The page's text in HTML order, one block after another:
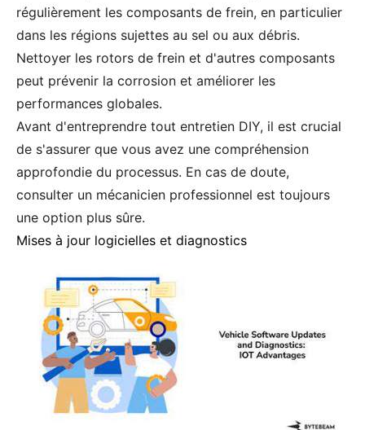
régulièrement les composants de frein, en particulier
dans les régions sujettes au sel ou aux débris.
Nettoyer les rotors de frein et d'autres composants
peut prévenir la corrosion et améliorer les
performances globales.
Avant d'entreprendre tout entretien DIY, il est crucial
de s'assurer que vous avez une compréhension
approfondie du processus. En cas de doute,
consulter un mécanicien professionnel est toujours
une option plus sûre.
Mises à jour logicielles et diagnostics